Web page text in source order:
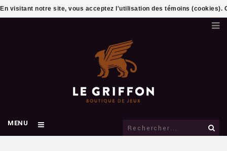
MENU
En visitant notre site, vous acceptez l'utilisation des témoins